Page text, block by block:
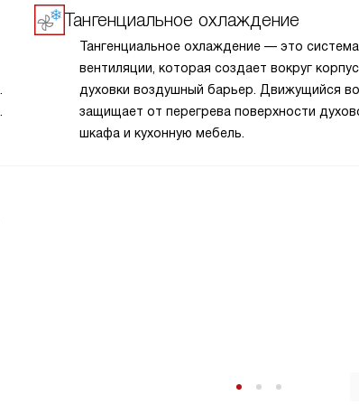
Тангенциальное охлаждение
Тангенциальное охлаждение — это система
вентиляции, которая создает вокруг
духовки воздушный барьер. Движущийся
защищает от перегрева поверхности
шкафа и кухонную мебель.